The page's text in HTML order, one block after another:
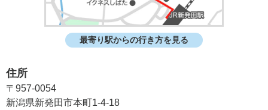
最寄り駅からの行き方を見る
住所
〒957-0054
新潟県新発田市本町1-4-18